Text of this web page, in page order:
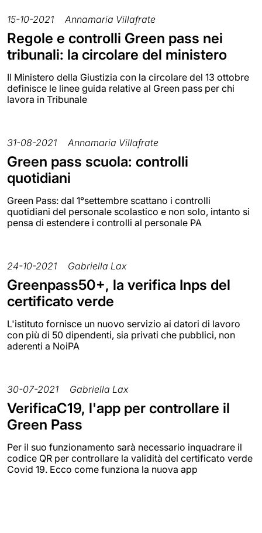
15-10-2021 Annamaria Villafrate
Regole e controlli Green pass nei
tribunali: la circolare del ministero
Il Ministero della Giustizia con la circolare del 13 ottobre
definisce le linee guida relative al Green pass per chi
lavora in Tribunale
31-08-2021 Annamaria Villafrate
Green pass scuola: controlli
quotidiani
Green Pass: dal 1°settembre scattano i controlli
quotidiani del personale scolastico e non solo, intanto si
pensa di estendere i controlli al personale PA
24-10-2021 Gabriella Lax
Greenpass50+, la verifica Inps del
certificato verde
L'istituto fornisce un nuovo servizio ai datori di lavoro
con più di 50 dipendenti, sia privati che pubblici, non
aderenti a NoiPA
30-07-2021 Gabriella Lax
VerificaC19, l'app per controllare il
Green Pass
Per il suo funzionamento sarà necessario inquadrare il
codice QR per controllare la validità del certificato verde
Covid 19. Ecco come funziona la nuova app